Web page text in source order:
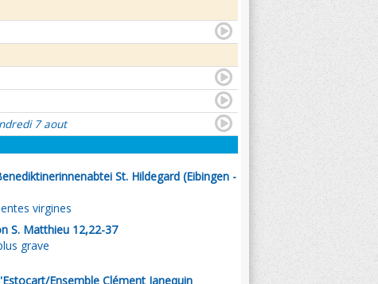
7 aout
St. Hildegard (Eibingen -
virgines
S. Matthieu 12,22-37
grave
Ensemble Clément Janequin